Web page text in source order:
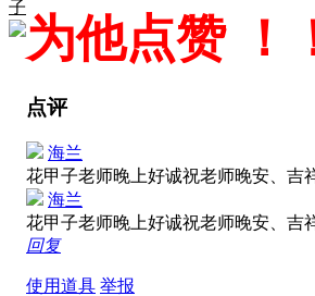
子
为他点赞 ！
点评
海兰
花甲子老师晚上好诚祝老师晚安、
海兰
花甲子老师晚上好诚祝老师晚安、
回复
使用道具 举报